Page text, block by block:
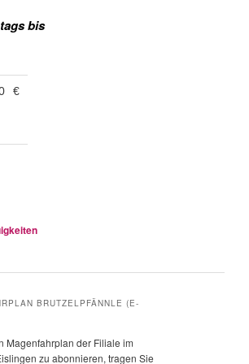
bis
€
BRUTZELPFÄNNLE (E-
Magenfahrplan der Filiale im
zu abonnieren, tragen Sie